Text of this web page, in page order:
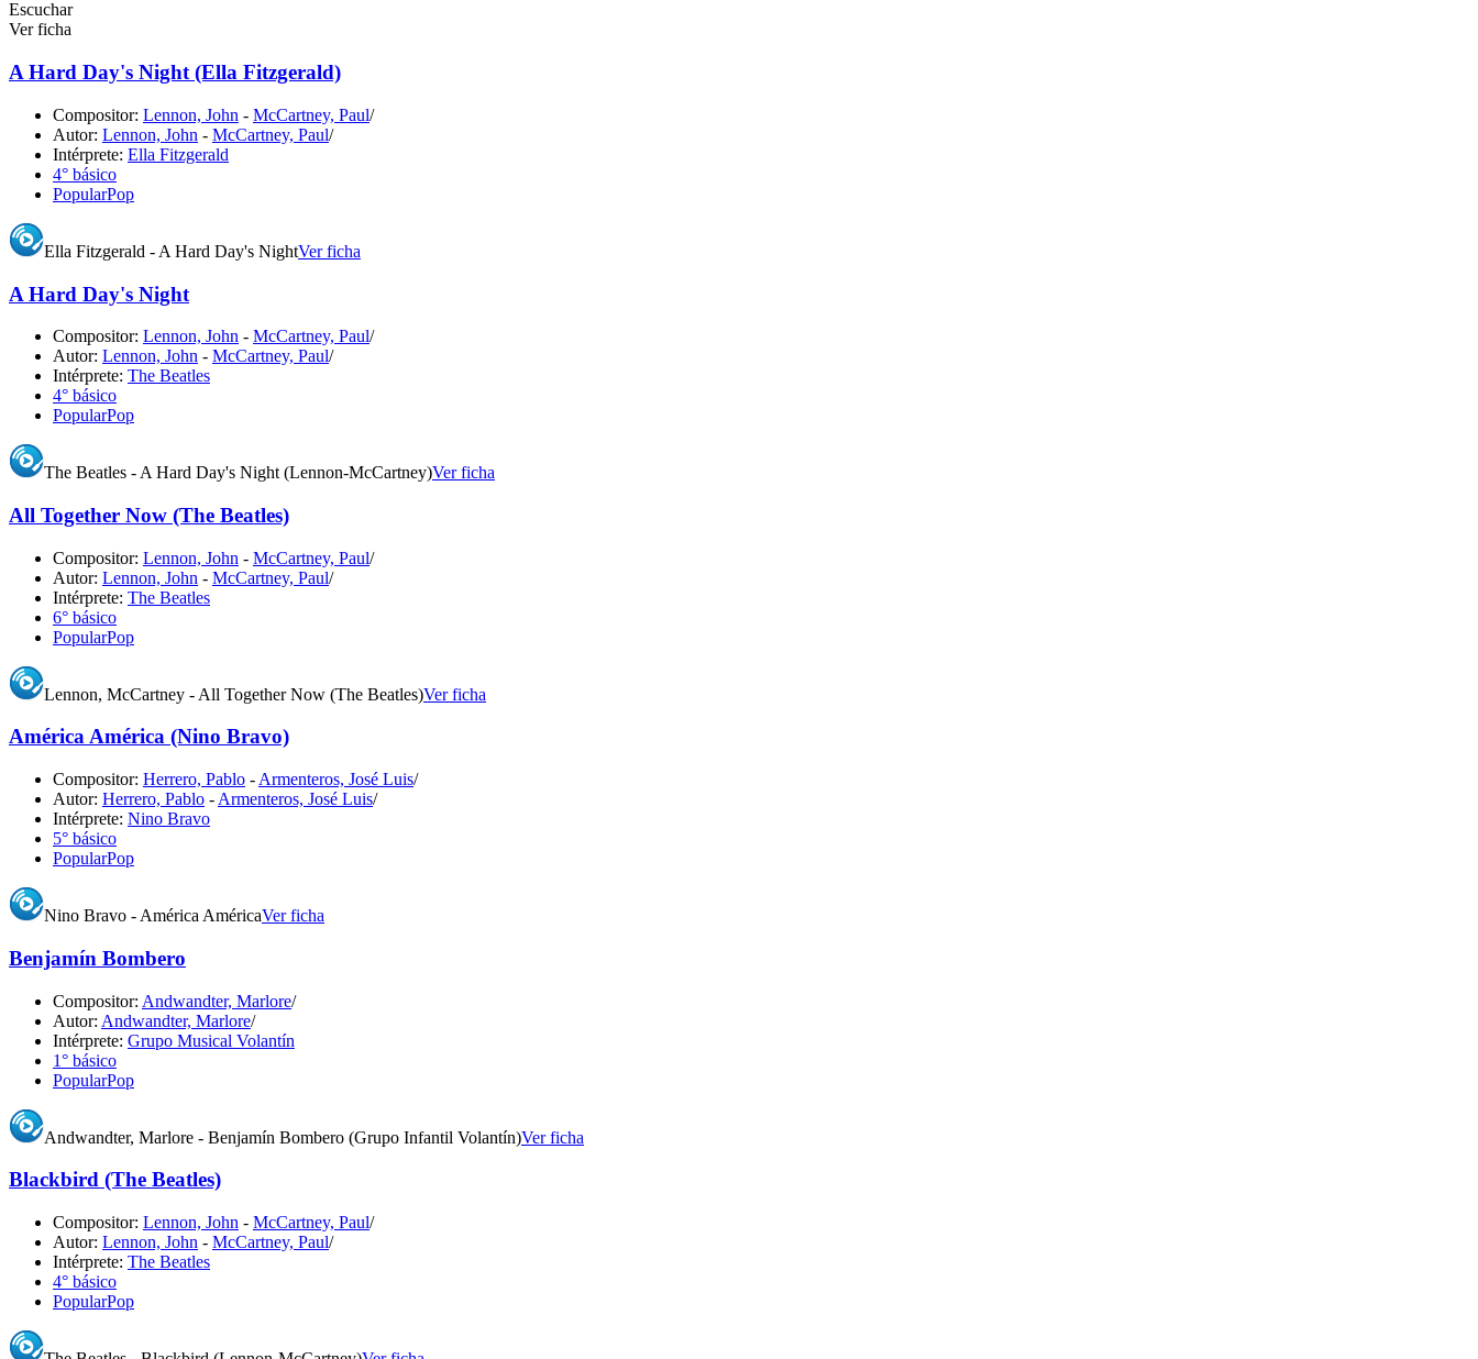
Escuchar
Ver ficha
A Hard Day's Night (Ella Fitzgerald)
Compositor: Lennon, John - McCartney, Paul/
Autor: Lennon, John - McCartney, Paul/
Intérprete: Ella Fitzgerald
4° básico
PopularPop
Ella Fitzgerald - A Hard Day's NightVer ficha
A Hard Day's Night
Compositor: Lennon, John - McCartney, Paul/
Autor: Lennon, John - McCartney, Paul/
Intérprete: The Beatles
4° básico
PopularPop
The Beatles - A Hard Day's Night (Lennon-McCartney)Ver ficha
All Together Now (The Beatles)
Compositor: Lennon, John - McCartney, Paul/
Autor: Lennon, John - McCartney, Paul/
Intérprete: The Beatles
6° básico
PopularPop
Lennon, McCartney - All Together Now (The Beatles)Ver ficha
América América (Nino Bravo)
Compositor: Herrero, Pablo - Armenteros, José Luis/
Autor: Herrero, Pablo - Armenteros, José Luis/
Intérprete: Nino Bravo
5° básico
PopularPop
Nino Bravo - América AméricaVer ficha
Benjamín Bombero
Compositor: Andwandter, Marlore/
Autor: Andwandter, Marlore/
Intérprete: Grupo Musical Volantín
1° básico
PopularPop
Andwandter, Marlore - Benjamín Bombero (Grupo Infantil Volantín)Ver ficha
Blackbird (The Beatles)
Compositor: Lennon, John - McCartney, Paul/
Autor: Lennon, John - McCartney, Paul/
Intérprete: The Beatles
4° básico
PopularPop